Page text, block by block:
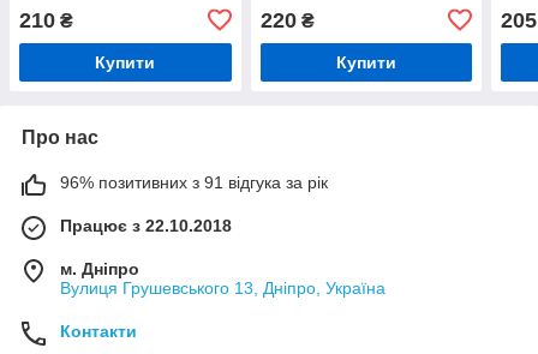
метри для квартири
210 ₴
Купити
ангару
220₴
Купити
205
Про нас
96% позитивних з 91 відгука за рік
Працює з 22.10.2018
м. Дніпро
Вулиця Грушевського 13, Дніпро, Україна
Контакти